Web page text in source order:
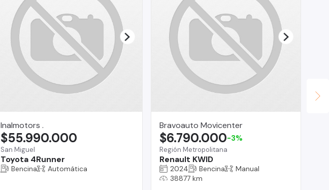
Inalmotors .
San Miguel
Toyota 4Runner
$55.990.000
Bencina Automática
Bravoauto Movicenter
Región Metropolitana
Renault KWID
$6.790.000-3%
2024 Bencina
Manual
38877 km